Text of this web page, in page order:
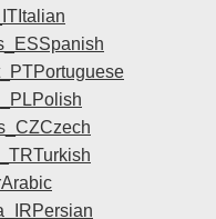
Italian
Spanish
Portuguese
Polish
Czech
Turkish
Arabic
Persian